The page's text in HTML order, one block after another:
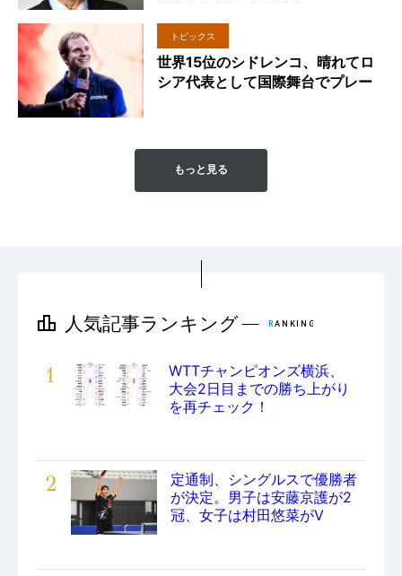
トピックス
世界15位のシドレンコ、晴れてロ
シア代表として国際舞台でプレー
もっと見る
1
WTTチャンピオンズ横浜、
大会2日目までの勝ち上がり
を再チェック！
2
定通制、シングルスで優勝者
が決定。男子は安藤京護が2
冠、女子は村田悠菜がV